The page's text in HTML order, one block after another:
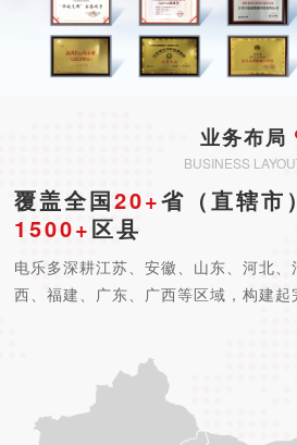
业务布局
BUSINESS
覆盖全国20+省（直辖市）
1500+区县
电乐多深耕江苏、安徽、山东、河北
西、福建、广东、广西等区域，构建起